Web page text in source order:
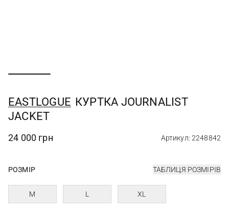
EASTLOGUE КУРТКА JOURNALIST
JACKET
24 000 грн Артикул: 2248842
РОЗМІР ТАБЛИЦЯ РОЗМІРІВ
M L XL